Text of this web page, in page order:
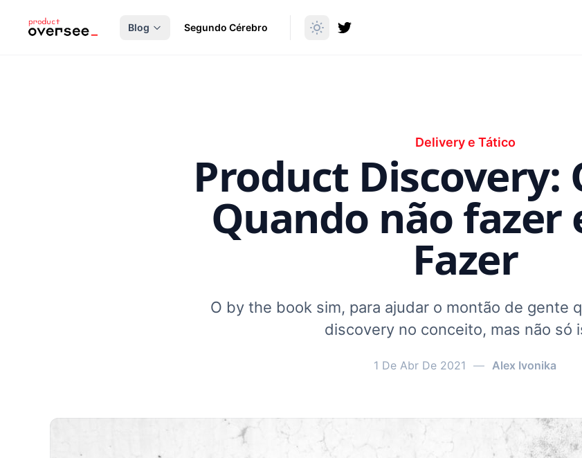
principal
Blog
Segundo Cérebro
Delivery e Tático
Product Discovery:
Quando não fazer
Fazer
O by the book sim, para ajudar o montão de gente
discovery no conceito, mas não só
1 De Abr De 2021 — Alex Ivonika